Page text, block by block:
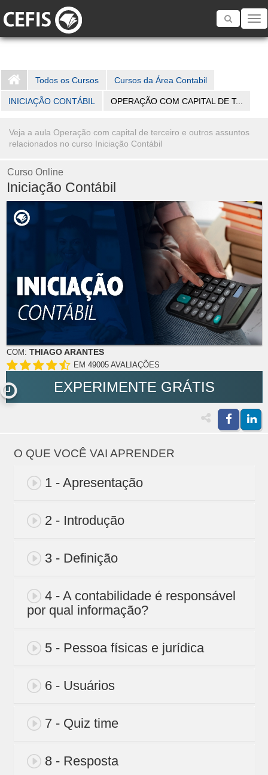
Toggle
Todos os Cursos Cursos da Área Contabil
INICIAÇÃO CONTÁBIL OPERAÇÃO COM CAPITAL DE T...
Veja a aula Operação com capital de terceiro e outros assuntos
relacionados no curso Iniciação Contábil
Curso Online
Iniciação Contábil
COM: THIAGO ARANTES
EM 49005 AVALIAÇÕES
EXPERIMENTE GRÁTIS
O QUE VOCÊ VAI APRENDER
1 - Apresentação
2 - Introdução
3 - Definição
4 - A contabilidade é responsável
por qual informação?
5 - Pessoa físicas e jurídica
6 - Usuários
7 - Quiz time
8 - Resposta